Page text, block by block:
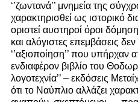
‘’ζωντανά’’ μνημεία της
χαρακτηρισθεί ως ιστορικό
οριστεί αυστηροί όροι
και αλόγιστες επεμβάσεις δεν
‘’αξιοποίηση’’ που
ενδιαφέρον βιβλίο του
λογοτεχνία’’ – εκδόσεις
ότι το Ναύπλιο αλλάζει